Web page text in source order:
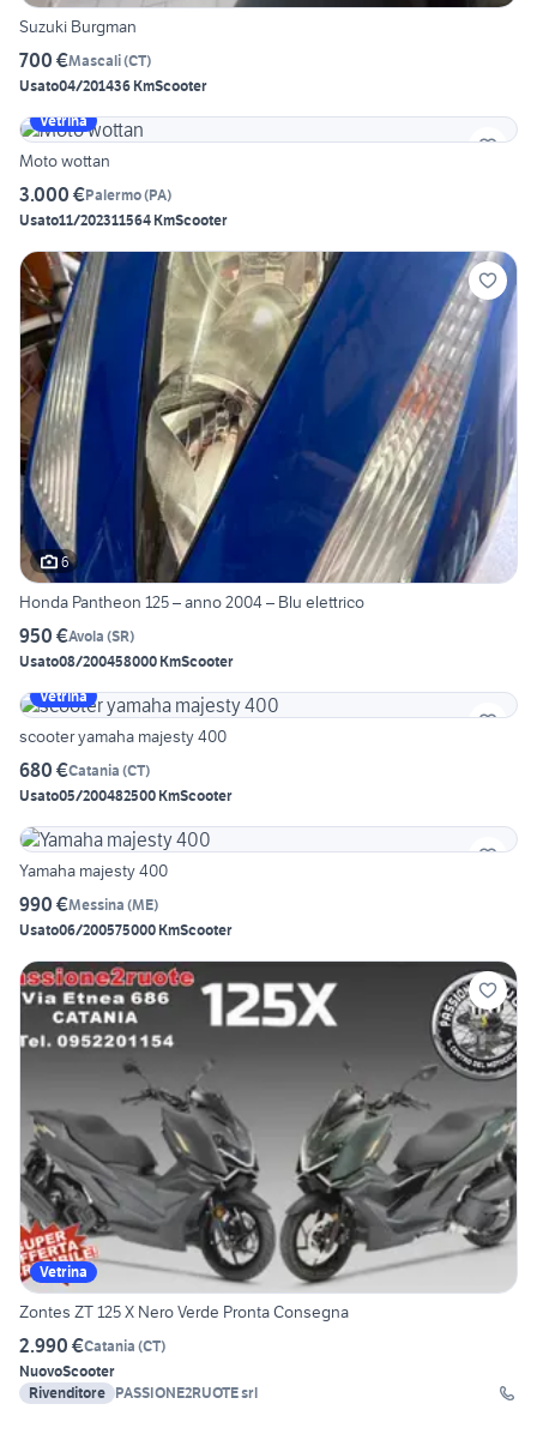
Suzuki Burgman
700 €Mascali(CT)
Usato04/201436 KmScooter
Vetrina
Moto wottan
3.000 €Palermo(PA)
Usato11/202311564 KmScooter
6
Honda Pantheon 125 – anno 2004 – Blu elettrico
950 €Avola (SR)
Usato08/200458000 KmScooter
Vetrina
scooter yamaha majesty 400
680 €Catania (CT)
Usato05/200482500 KmScooter
Yamaha majesty 400
990 €Messina (ME)
Usato06/200575000 KmScooter
Vetrina
Zontes ZT 125 X Nero Verde Pronta Consegna
2.990 €Catania (CT)
NuovoScooter
Rivenditore PASSIONE2RUOTE srl